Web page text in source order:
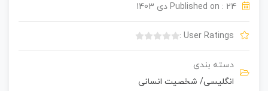
Published on : 24 دی 1403
User Ratings :
ن
دسته بندی
انگلیسی/ شخصیت انسانی